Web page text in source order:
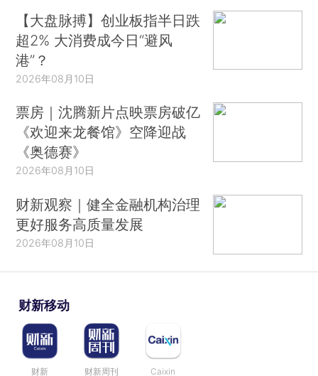
【大盘脉搏】创业板指半日跌
超2% 大消费成今日“避风
港”？
2026年08月10日
票房｜沈腾新片点映票房破亿
《欢迎来龙餐馆》空降迎战
《奥德赛》
2026年08月10日
财新观察｜健全金融机构治理
更好服务高质量发展
2026年08月10日
财新移动
财新 财新周刊 Caixin